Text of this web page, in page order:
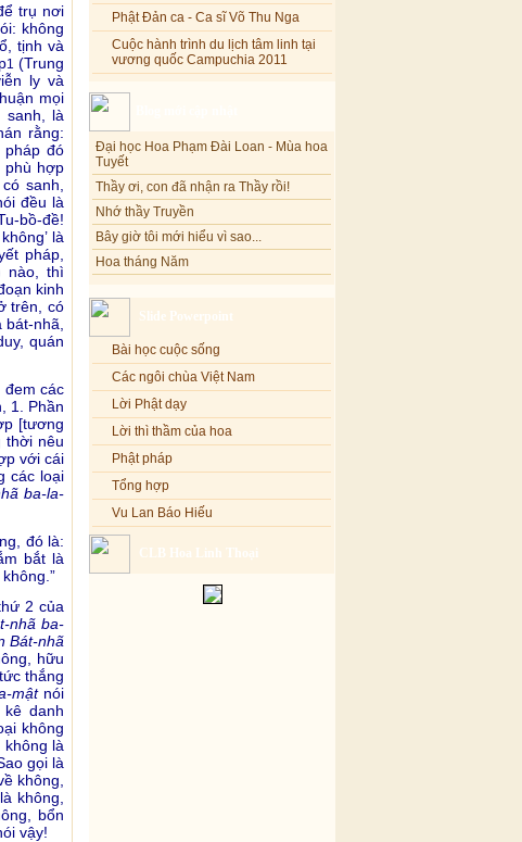
trụ nơi
không
tịnh và
1 (Trung
ly và
mọi
sanh, là
rằng:
pháp đó
phù hợp
sanh,
đều là
bồ-đề!
là
pháp,
nào, thì
kinh
trên, có
nhã,
quán
các
1. Phần
[tương
thời nêu
với cái
các loại
ba-la-
đó là:
bắt là
2 của
nhã ba-
Bát-nhã
hữu
thắng
mật nói
danh
không
là
gọi là
không,
không,
bổn
vậy!
Phật Đản ca - Ca sĩ Võ Thu Nga
Cuộc hành trình du lịch tâm linh tại
vương quốc Campuchia 2011
Tuyết
Thầy ơi, con đã nhận ra Thầy rồi!
Nhớ thầy Truyền
Bây giờ tôi mới hiểu vì sao...
Hoa tháng Năm
Cổ phần công đức
Đi tìm vũ khúc mùa hè
Mơ màng Phật dạy....
Lời thú tội của chị gái nhỏ nhen
Slide Powerpoint
Bài học cuộc sống
Các ngôi chùa Việt Nam
Lời Phật dạy
Lời thì thầm của hoa
Phật pháp
Tổng hợp
Vu Lan Báo Hiếu
CLB Hoa Linh Thoại